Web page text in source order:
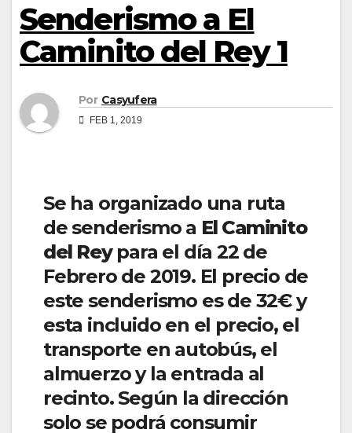
Senderismo a El
Caminito del Rey 1
Por Casyufera
FEB 1, 2019
Se ha organizado una ruta
de senderismo a El Caminito
del Reypara el día 22 de
Febrero de 2019. El precio de
este senderismo es de 32€ y
esta incluido en el precio, el
transporte en autobús, el
almuerzo y la entrada al
recinto. Según la dirección
solo se podrá consumir